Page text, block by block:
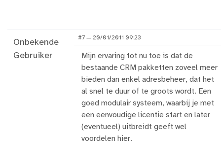
Onbekende
Gebruiker
#7 — 20/01/2011 09:23
Mijn ervaring tot nu toe is dat de
bestaande CRM pakketten zoveel meer
bieden dan enkel adresbeheer, dat het
al snel te duur of te groots wordt. Een
goed modulair systeem, waarbij je met
een eenvoudige licentie start en later
(eventueel) uitbreidt geeft wel
voordelen hier.